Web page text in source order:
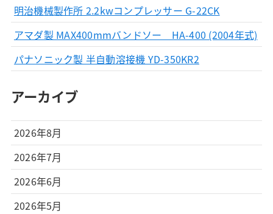
明治機械製作所 2.2kwコンプレッサー G-22CK
アマダ製 MAX400mmバンドソー HA-400 (2004年式)
パナソニック製 半自動溶接機 YD-350KR2
アーカイブ
2026年8月
2026年7月
2026年6月
2026年5月